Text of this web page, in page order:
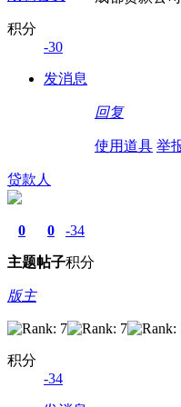
积分
-30
发消息
回复
使用道具 举
贷款人
0
主题
0
帖子
-34
积分
版主
积分
-34